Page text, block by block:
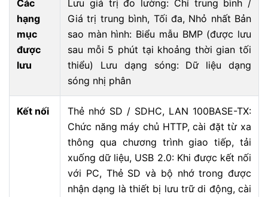
Các
hạng
mục
được
lưu
Lưu giá trị đo lường: Chỉ trung bình /
Giá trị trung bình, Tối đa, Nhỏ nhất Bản
sao màn hình: Biểu mẫu BMP (được lưu
sau mỗi 5 phút tại khoảng thời gian tối
thiểu) Lưu dạng sóng: Dữ liệu dạng
sóng nhị phân
Kết nối
Thẻ nhớ SD / SDHC, LAN 100BASE-TX:
Chức năng máy chủ HTTP, cài đặt từ xa
thông qua chương trình giao tiếp, tải
xuống dữ liệu, USB 2.0: Khi được kết nối
với PC, Thẻ SD và bộ nhớ trong được
nhận dạng là thiết bị lưu trữ di động, cài